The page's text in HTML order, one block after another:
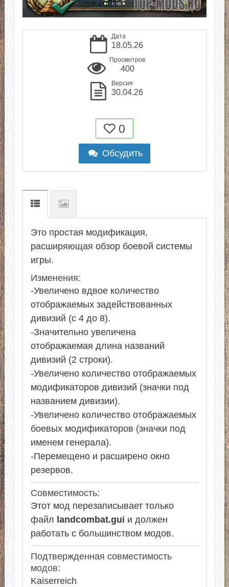
Дата
18.05.26
Просмотров
400
Версия
30.04.26
0
Обсудить
Это простая модификация,
расширяющая обзор боевой системы
игры.
Изменения:
-Увеличено вдвое количество
отображаемых задействованных
дивизий (с 4 до 8).
-Значительно увеличена
отображаемая длина названий
дивизий (2 строки).
-Увеличено количество отображаемых
модификаторов дивизий (значки под
названием дивизии).
-Увеличено количество отображаемых
боевых модификаторов (значки под
именем генерала).
-Перемещено и расширено окно
резервов.
Совместимость:
Этот мод перезаписывает только
файл landcombat.gui и должен
работать с большинством модов.
Подтвержденная совместимость
модов:
Kaiserreich